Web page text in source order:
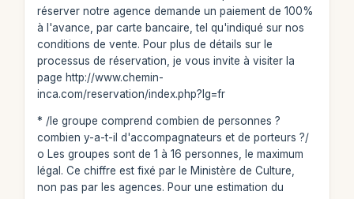
réserver notre agence demande un paiement de 100%
à l'avance, par carte bancaire, tel qu'indiqué sur nos
conditions de vente. Pour plus de détails sur le
processus de réservation, je vous invite à visiter la
page http://www.chemin-
inca.com/reservation/index.php?lg=fr
* /le groupe comprend combien de personnes ?
combien y-a-t-il d'accompagnateurs et de porteurs ?/
o Les groupes sont de 1 à 16 personnes, le maximum
légal. Ce chiffre est fixé par le Ministère de Culture,
non pas par les agences. Pour une estimation du